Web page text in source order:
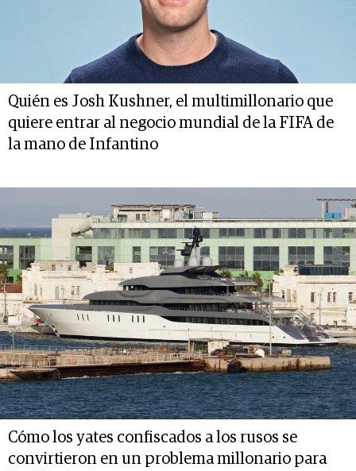
Quién es Josh Kushner, el multimillonario que
quiere entrar al negocio mundial de la FIFA de
la mano de Infantino
Cómo los yates confiscados a los rusos se
convirtieron en un problema millonario para